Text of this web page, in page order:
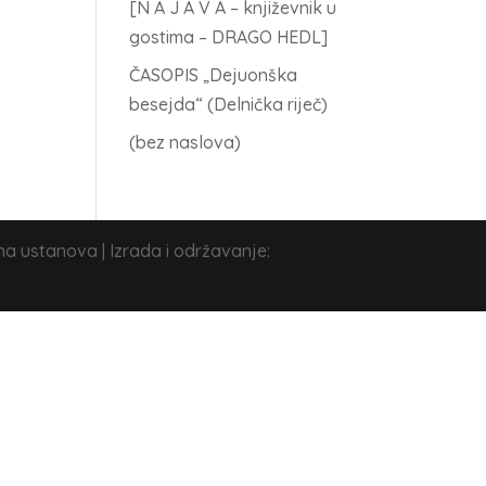
[N A J A V A – književnik u
gostima – DRAGO HEDL]
ČASOPIS „Dejuonška
besejda“ (Delnička riječ)
(bez naslova)
ustanova | Izrada i održavanje: